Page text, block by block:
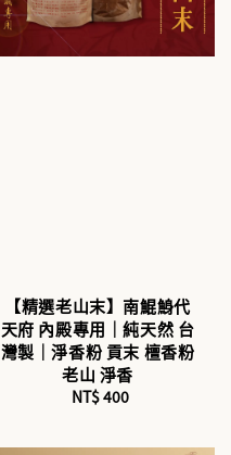
【精選老山末】南鯤鯓代
天府 內殿專用｜純天然 台
灣製｜淨香粉 貢末 檀香粉
老山 淨香
Regular
NT$ 400